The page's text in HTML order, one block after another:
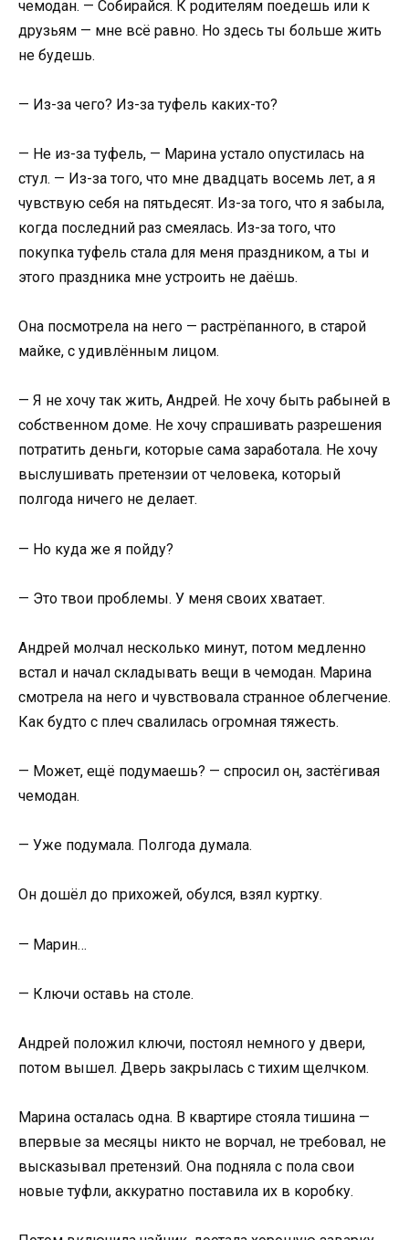
чемодан. — Собирайся. К родителям поедешь или к
друзьям — мне всё равно. Но здесь ты больше жить
не будешь.
— Из-за чего? Из-за туфель каких-то?
— Не из-за туфель, — Марина устало опустилась на
стул. — Из-за того, что мне двадцать восемь лет, а я
чувствую себя на пятьдесят. Из-за того, что я забыла,
когда последний раз смеялась. Из-за того, что
покупка туфель стала для меня праздником, а ты и
этого праздника мне устроить не даёшь.
Она посмотрела на него — растрёпанного, в старой
майке, с удивлённым лицом.
— Я не хочу так жить, Андрей. Не хочу быть рабыней в
собственном доме. Не хочу спрашивать разрешения
потратить деньги, которые сама заработала. Не хочу
выслушивать претензии от человека, который
полгода ничего не делает.
— Но куда же я пойду?
— Это твои проблемы. У меня своих хватает.
Андрей молчал несколько минут, потом медленно
встал и начал складывать вещи в чемодан. Марина
смотрела на него и чувствовала странное облегчение.
Как будто с плеч свалилась огромная тяжесть.
— Может, ещё подумаешь? — спросил он, застёгивая
чемодан.
— Уже подумала. Полгода думала.
Он дошёл до прихожей, обулся, взял куртку.
— Марин…
— Ключи оставь на столе.
Андрей положил ключи, постоял немного у двери,
потом вышел. Дверь закрылась с тихим щелчком.
Марина осталась одна. В квартире стояла тишина —
впервые за месяцы никто не ворчал, не требовал, не
высказывал претензий. Она подняла с пола свои
новые туфли, аккуратно поставила их в коробку.